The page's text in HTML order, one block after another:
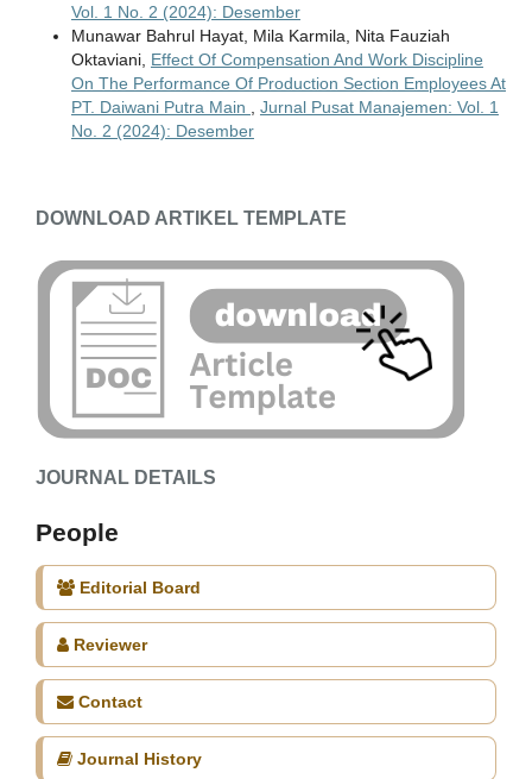
Vol. 1 No. 2 (2024): Desember
Munawar Bahrul Hayat, Mila Karmila, Nita Fauziah
Oktaviani, Effect Of Compensation And Work Discipline
On The Performance Of Production Section Employees At
PT. Daiwani Putra Main , Jurnal Pusat Manajemen: Vol. 1
No. 2 (2024): Desember
DOWNLOAD ARTIKEL TEMPLATE
JOURNAL DETAILS
People
Editorial Board
Reviewer
Contact
Journal History